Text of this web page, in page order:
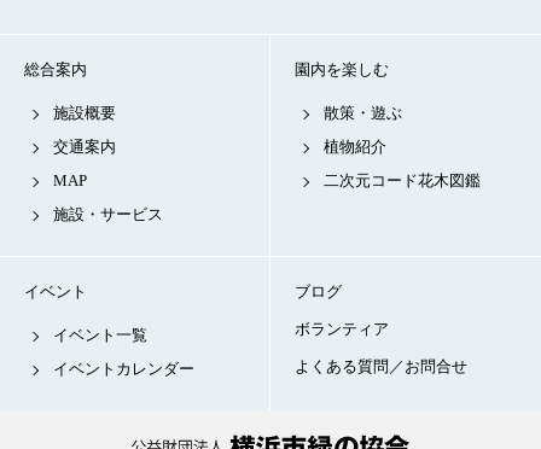
総合案内
施設概要
交通案内
MAP
施設・サービス
園内を楽しむ
散策・遊ぶ
植物紹介
二次元コード花木図鑑
イベント
イベント一覧
イベントカレンダー
ブログ
ボランティア
よくある質問／お問合せ